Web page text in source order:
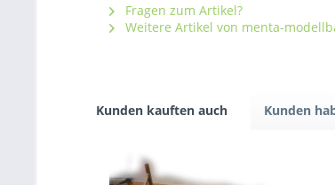
Fragen zum Artikel?
Weitere Artikel von menta-
Kunden kauften auch Kunden